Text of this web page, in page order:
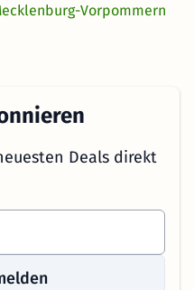
Vorpommern
Deals direkt